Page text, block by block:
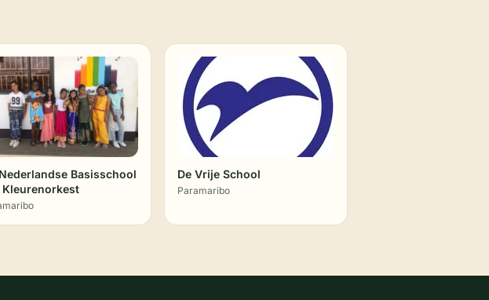
Basisschool
Kleurenorkest
De Vrije School
Paramaribo